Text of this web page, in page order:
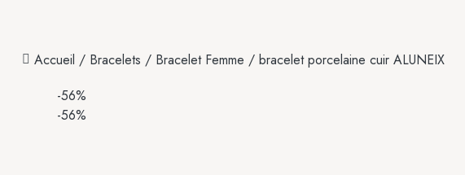
Accueil / Bracelets / Bracelet Femme / bracelet porcelaine cuir ALUNEIX
-56%
-56%